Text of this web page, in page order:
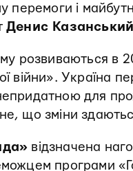
перемоги і
Денис Казанський
розвиваються в
війни». Україна
для
що зміни
відзначена
програми